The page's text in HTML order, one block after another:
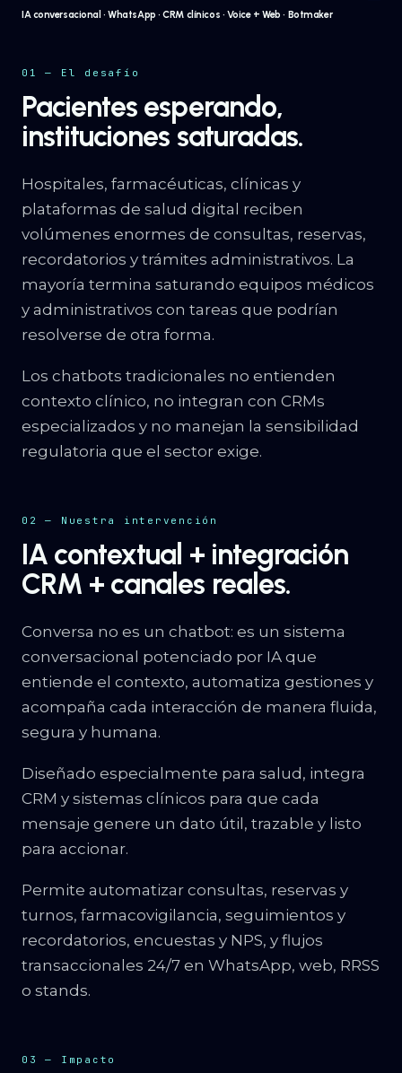
IA conversacional · WhatsApp · CRM clínicos · Voice + Web · Botmaker
01 — El desafío
Pacientes esperando,
instituciones saturadas.
Hospitales, farmacéuticas, clínicas y
plataformas de salud digital reciben
volúmenes enormes de consultas, reservas,
recordatorios y trámites administrativos. La
mayoría termina saturando equipos médicos
y administrativos con tareas que podrían
resolverse de otra forma.
Los chatbots tradicionales no entienden
contexto clínico, no integran con CRMs
especializados y no manejan la sensibilidad
regulatoria que el sector exige.
02 — Nuestra intervención
IA contextual + integración
CRM + canales reales.
Conversa no es un chatbot: es un sistema
conversacional potenciado por IA que
entiende el contexto, automatiza gestiones y
acompaña cada interacción de manera fluida,
segura y humana.
Diseñado especialmente para salud, integra
CRM y sistemas clínicos para que cada
mensaje genere un dato útil, trazable y listo
para accionar.
Permite automatizar consultas, reservas y
turnos, farmacovigilancia, seguimientos y
recordatorios, encuestas y NPS, y flujos
transaccionales 24/7 en WhatsApp, web, RRSS
o stands.
03 — Impacto